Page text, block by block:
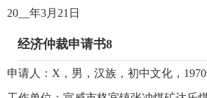
20__年3月21日
经济仲裁申请书8
申请人：X，男，汉族，初中文化，1970